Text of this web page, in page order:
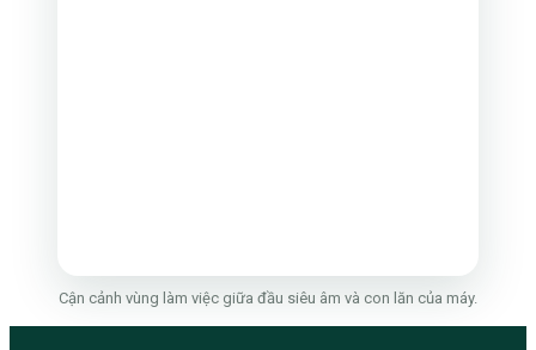
Cận cảnh vùng làm việc giữa đầu siêu âm và con lăn của máy.